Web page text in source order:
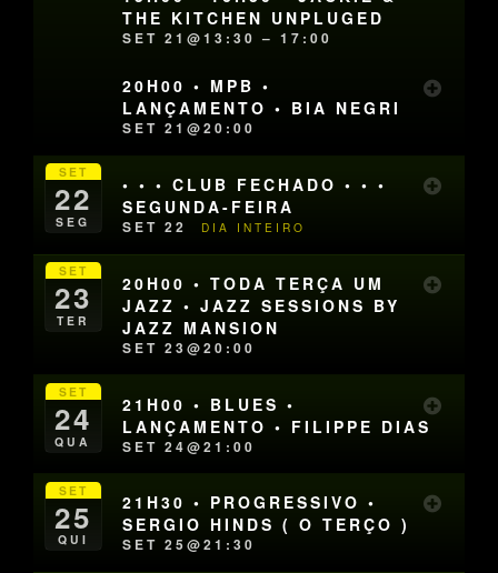
THE KITCHEN UNPLUGED
SET 21@13:30 – 17:00
20H00 • MPB •
LANÇAMENTO • BIA NEGRI
SET 21@20:00
SET
22
SEG
• • • CLUB FECHADO • • •
SEGUNDA-FEIRA
SET 22 DIA INTEIRO
SET
23
TER
20H00 • TODA TERÇA UM
JAZZ • JAZZ SESSIONS BY
JAZZ MANSION
SET 23@20:00
SET
24
QUA
21H00 • BLUES •
LANÇAMENTO • FILIPPE DIAS
SET 24@21:00
SET
25
QUI
21H30 • PROGRESSIVO •
SERGIO HINDS ( O TERÇO )
SET 25@21:30